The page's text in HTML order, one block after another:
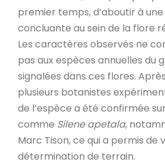
premier temps, d’aboutir à
concluante au sein de la flore
Les caractères observés ne
pas aux espèces annuelles du
signalées dans ces flores.
plusieurs botanistes
de l’espèce a été confirmée
comme Silene apetala,
Marc Tison, ce qui a permis de
détermination de terrain.